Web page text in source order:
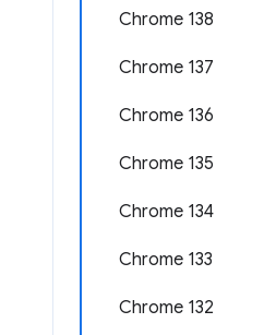
Chrome 138
Chrome 137
Chrome 136
Chrome 135
Chrome 134
Chrome 133
Chrome 132